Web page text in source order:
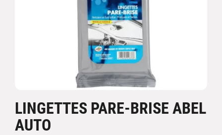
LINGETTES PARE-BRISE ABEL
AUTO